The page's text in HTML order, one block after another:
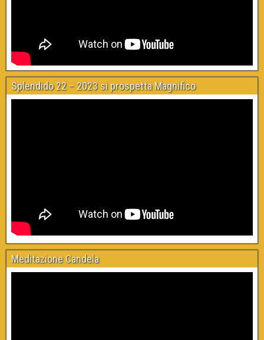
Splendido 22 – 2023 si prospetta Magnifico
Meditazione Candela